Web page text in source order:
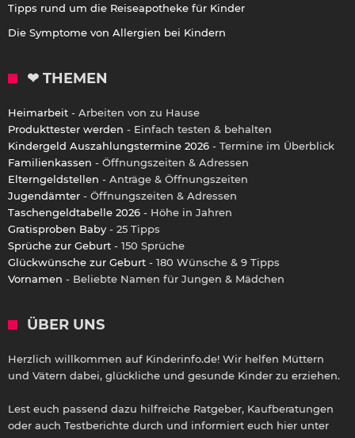
Tipps rund um die Reiseapotheke für Kinder
Die Symptome von Allergien bei Kindern
❤ THEMEN
Heimarbeit - Arbeiten von zu Hause
Produkttester werden - Einfach testen & behalten
Kindergeld Auszahlungstermine 2026 - Termine im Überblick
Familienkassen - Öffnungszeiten & Adressen
Elterngeldstellen - Anträge & Öffnungszeiten
Jugendämter - Öffnungszeiten & Adressen
Taschengeldtabelle 2026 - Höhe in Jahren
Gratisproben Baby - 25 Tipps
Sprüche zur Geburt - 150 Sprüche
Glückwünsche zur Geburt - 180 Wünsche & 9 Tipps
Vornamen - Beliebte Namen für Jungen & Mädchen
ÜBER UNS
Herzlich willkommen auf Kinderinfo.de! Wir helfen Müttern
und Vätern dabei, glückliche und gesunde Kinder zu erziehen.
Lest euch passend dazu hilfreiche Ratgeber, Kaufberatungen
oder auch Testberichte durch und informiert euch hier unter